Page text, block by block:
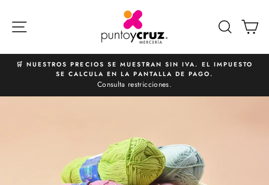
directamente
diapositivas
🛒 NUESTROS PRECIOS SE MUESTRAN SIN IVA. EL IMPUESTO
SE CALCULA EN LA PANTALLA DE PAGO.
Consulta restricciones.